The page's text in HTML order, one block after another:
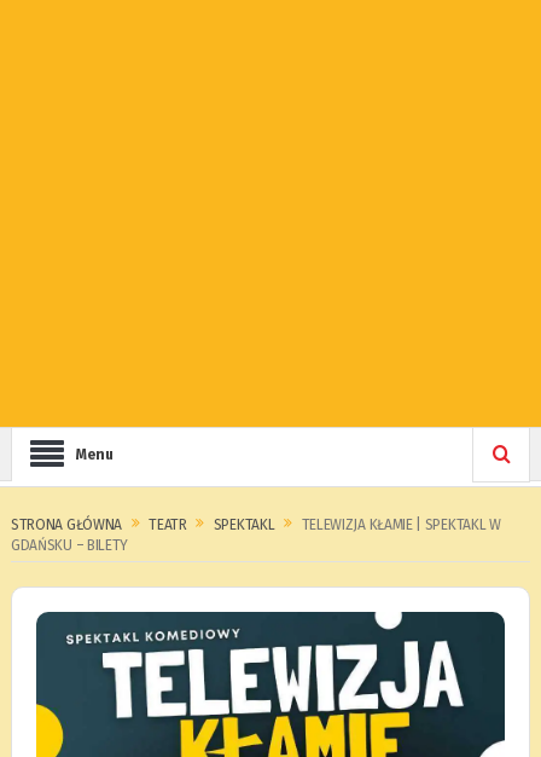
Menu
STRONA GŁÓWNA TEATR SPEKTAKL
TELEWIZJA KŁAMIE | SPEKTAKL W
GDAŃSKU – BILETY